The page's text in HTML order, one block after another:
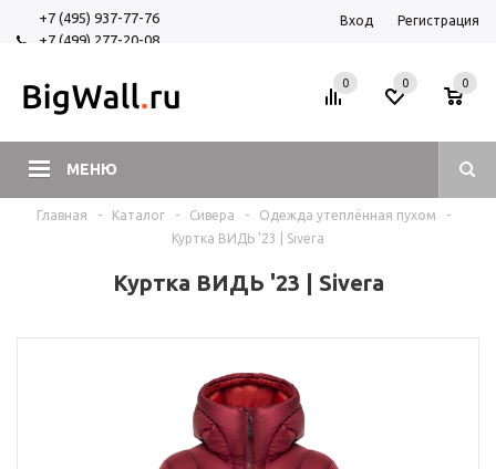
+7 (495) 937-77-76
+7 (499) 277-20-08
Вход Регистрация
МЕНЮ
0 0
0
Главная - Каталог - Сивера - Одежда утеплённая пухом
-
Куртка ВИДЬ '23 | Sivera
Куртка ВИДЬ '23 | Sivera